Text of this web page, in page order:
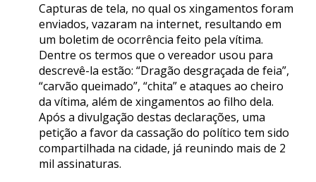
Capturas de tela, no qual os xingamentos foram
enviados, vazaram na internet, resultando em
um boletim de ocorrência feito pela vítima.
Dentre os termos que o vereador usou para
descrevê-la estão: “Dragão desgraçada de feia”,
“carvão queimado”, “chita” e ataques ao cheiro
da vítima, além de xingamentos ao filho dela.
Após a divulgação destas declarações, uma
petição a favor da cassação do político tem sido
compartilhada na cidade, já reunindo mais de 2
mil assinaturas.